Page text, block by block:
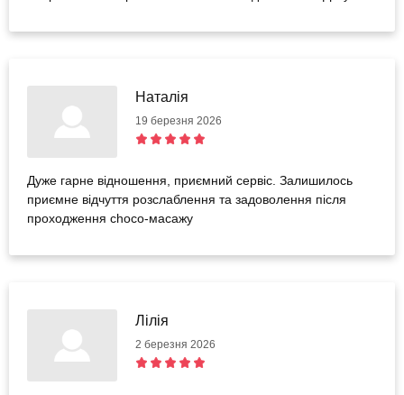
Наталія
19 березня 2026
Дуже гарне відношення, приємний сервіс. Залишилось
приємне відчуття розслаблення та задоволення після
проходження choco-масажу
Лілія
2 березня 2026